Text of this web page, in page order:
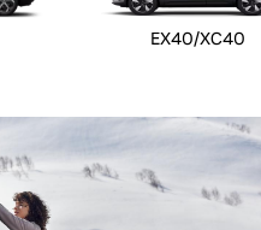
EX40/XC40